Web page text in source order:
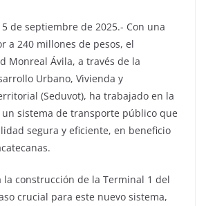
de septiembre de 2025.- Con una
a 240 millones de pesos, el
Monreal Ávila, a través de la
Urbano, Vivienda y
(Seduvot), ha trabajado en la
sistema de transporte público que
segura y eficiente, en beneficio
la construcción de la Terminal 1 del
crucial para este nuevo sistema,